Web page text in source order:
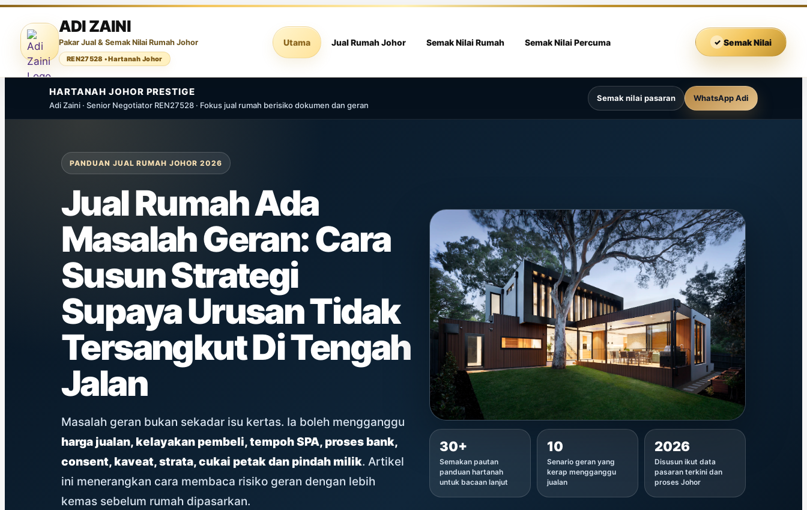
ADI ZAINI
Pakar Jual & Semak Nilai Rumah Johor
REN27528 • Hartanah Johor
Utama Jual Rumah Johor Semak Nilai Rumah Semak Nilai Percuma ✓ Semak Nilai
HARTANAH JOHOR PRESTIGE
Adi Zaini · Senior Negotiator REN27528 · Fokus jual rumah berisiko dokumen dan geran
Semak nilai pasaran WhatsApp Adi
PANDUAN JUAL RUMAH JOHOR 2026
Jual Rumah Ada
Masalah Geran: Cara
Susun Strategi
Supaya Urusan Tidak
Tersangkut Di Tengah
Jalan
Masalah geran bukan sekadar isu kertas. Ia boleh mengganggu
harga jualan, kelayakan pembeli, tempoh SPA, proses bank,
consent, kaveat, strata, cukai petak dan pindah milik. Artikel
ini menerangkan cara membaca risiko geran dengan lebih
kemas sebelum rumah dipasarkan.
30+
Semakan pautan
panduan hartanah
untuk bacaan lanjut
10
Senario geran yang
kerap mengganggu
jualan
2026
Disusun ikut data
pasaran terkini dan
proses Johor